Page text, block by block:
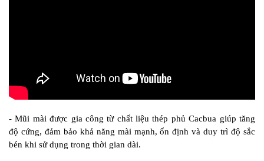
- Mũi mài được gia công từ chất liệu thép phủ Cacbua giúp tăng
độ cứng, đảm bảo khả năng mài mạnh, ổn định và duy trì độ sắc
bén khi sử dụng trong thời gian dài.